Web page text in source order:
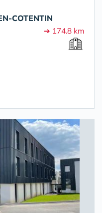
COTENTIN
➔ 174.8 km